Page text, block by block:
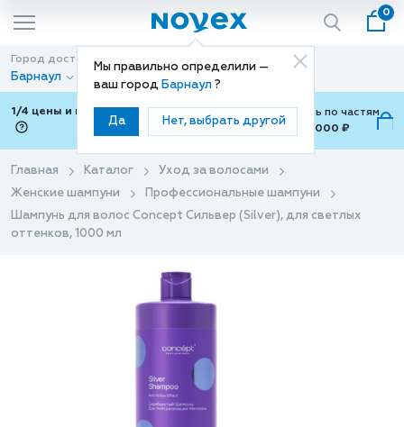
Мы правильно определили —
ваш город Барнаул ?
Да Нет, выбрать другой
0
Город доставки
Барнаул
Способ доставки
Доставка
1/4 цены и покупки ваши с Подели
Можно оплатить по частям
от 700 ₽ до 15,000 ₽
Главная Каталог
Уход за волосами
Женские шампуни
Профессиональные шампуни
Шампунь для волос Concept Сильвер (Silver), для светлых
оттенков, 1000 мл